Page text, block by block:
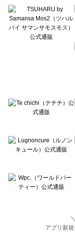
Lugnoncure（ルノンキュー
BETTY'S BLUE（べティー
Wpc.（ワールドパーティー
アプリ新